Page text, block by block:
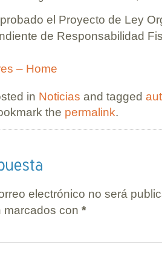
el Proyecto de Ley
de Responsabilidad
– Home
in Noticias and tagged
the permalink.
electrónico no será
marcados con *